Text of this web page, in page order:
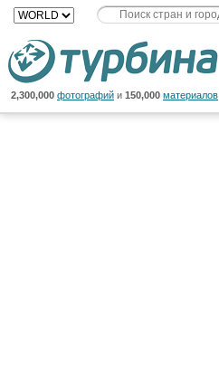
2,300,000 фотографий и 150,000 материалов